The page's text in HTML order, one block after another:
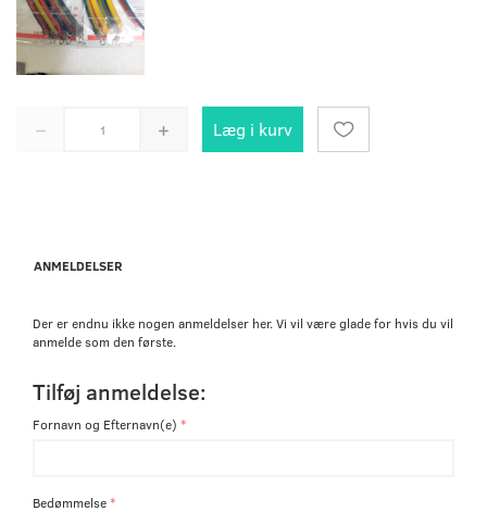
Læg i kurv
ANMELDELSER
Der er endnu ikke nogen anmeldelser her. Vi vil være glade for hvis du vil
anmelde som den første.
Tilføj anmeldelse:
Fornavn og Efternavn(e)
Bedømmelse